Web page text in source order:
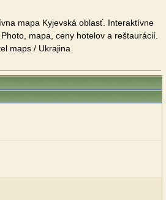
mapa Kyjevská oblasť. Interaktívne
mapa, ceny hotelov a reštaurácií.
maps / Ukrajina